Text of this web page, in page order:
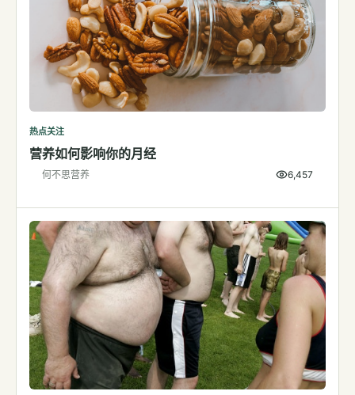
代谢健康
生殖健康
运动
睡眠
指标解读
体检与复查
医学百科
视频
视频博客
营养科普视频
热点关注
营养如何影响你的月经
何不思营养 6,457